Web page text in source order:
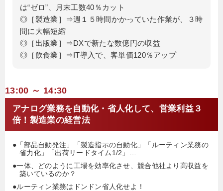
は“ゼロ”、月末工数40％カット
◎［製造業］⇒週１５時間かかっていた作業が、３時
間に大幅短縮
◎［出版業］⇒DXで新たな数億円の収益
◎［飲食業］⇒IT導入で、客単価120％アップ
13:00 ～ 14:30
アナログ業務を自動化・省人化して、営業利益３
倍！製造業の経営法
●「部品自動発注」「製造指示の自動化」「ルーティン業務の
省力化」「出荷リードタイム1/2」…
●一体、どのように工場を効率化させ、競合他社より高収益を
築いているのか？
●ルーティン業務はドンドン省人化せよ！